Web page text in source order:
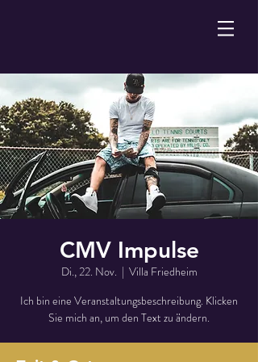
CMV Impulse
Di., 22. Nov.
  |
Villa Friedheim
Ich bin eine Veranstaltungsbeschreibung. Klicken
Sie mich an, um den Text zu ändern.